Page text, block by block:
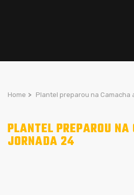
Home > Plantel preparou na Camacha
PLANTEL PREPAROU
JORNADA 24